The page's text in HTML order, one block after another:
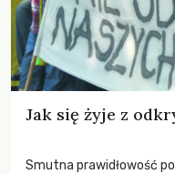
Jak się żyje z
Smutna prawidłowość